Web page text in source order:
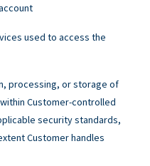
used to access the
processing, or storage of
Customer-controlled
security standards,
Customer handles